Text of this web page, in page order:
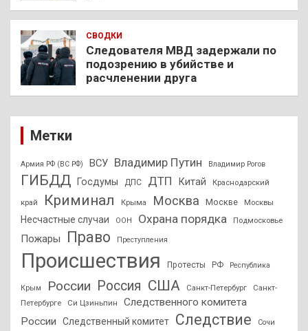
СВОДКИ
Следователя МВД задержали по
подозрению в убийстве и
расчленении друга
Метки
Армия РФ (ВС РФ) ВСУ Владимир Путин Владимир Рогов
ГИБДД Госдумы ДПС ДТП Китай Краснодарский
край Криминал Крыма Москва Москве Москвы
Несчастные случаи ООН Охрана порядка Подмосковье
Пожары Право Преступления
Происшествия Протесты РФ Республика
Крым России Россия США Санкт-Петербург
Санкт-
Петербурге
Си Цзиньпин
Следственного комитета
России
Следственный комитет Следствие Сочи